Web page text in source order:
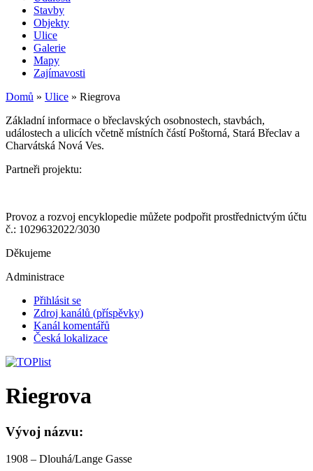
Stavby
Objekty
Ulice
Galerie
Mapy
Zajímavosti
Domů » Ulice » Riegrova
Základní informace o břeclavských osobnostech, stavbách,
událostech a ulicích včetně místních částí Poštorná, Stará Břeclav a
Charvátská Nová Ves.
Partneři projektu:
Provoz a rozvoj encyklopedie můžete podpořit prostřednictvým účtu
č.: 1029632022/3030
Děkujeme
Administrace
Přihlásit se
Zdroj kanálů (příspěvky)
Kanál komentářů
Česká lokalizace
Riegrova
Vývoj názvu:
1908 – Dlouhá/Lange Gasse